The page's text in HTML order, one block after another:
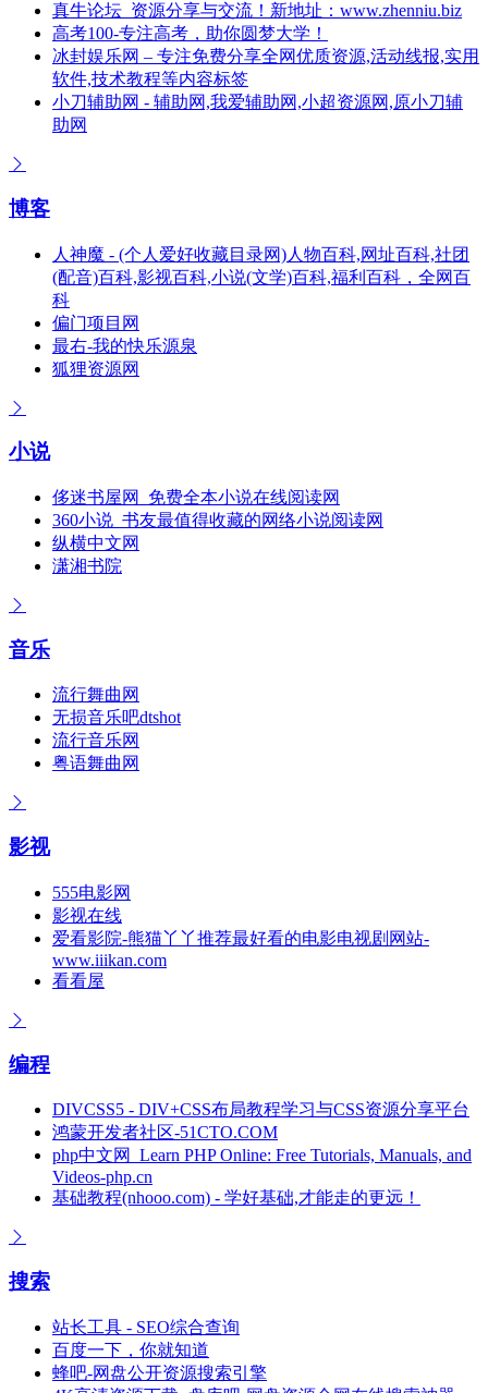
真牛论坛_资源分享与交流！新地址：www.zhenniu.biz
高考100-专注高考，助你圆梦大学！
冰封娱乐网 – 专注免费分享全网优质资源,活动线报,实用
软件,技术教程等内容标签
小刀辅助网 - 辅助网,我爱辅助网,小超资源网,原小刀辅
助网
博客
人神魔 - (个人爱好收藏目录网)人物百科,网址百科,社团
(配音)百科,影视百科,小说(文学)百科,福利百科，全网百
科
偏门项目网
最右-我的快乐源泉
狐狸资源网
小说
侈迷书屋网_免费全本小说在线阅读网
360小说_书友最值得收藏的网络小说阅读网
纵横中文网
潇湘书院
音乐
流行舞曲网
无损音乐吧dtshot
流行音乐网
粤语舞曲网
影视
555电影网
影视在线
爱看影院-熊猫丫丫推荐最好看的电影电视剧网站-
www.iiikan.com
看看屋
编程
DIVCSS5 - DIV+CSS布局教程学习与CSS资源分享平台
鸿蒙开发者社区-51CTO.COM
php中文网_Learn PHP Online: Free Tutorials, Manuals, and
Videos-php.cn
基础教程(nhooo.com) - 学好基础,才能走的更远！
搜索
站长工具 - SEO综合查询
百度一下，你就知道
蜂吧-网盘公开资源搜索引擎